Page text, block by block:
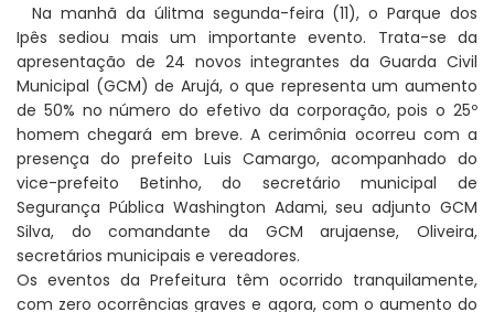
Na manhã da úlitma segunda-feira (11), o Parque dos
Ipês sediou mais um importante evento. Trata-se da
apresentação de 24 novos integrantes da Guarda Civil
Municipal (GCM) de Arujá, o que representa um aumento
de 50% no número do efetivo da corporação, pois o 25º
homem chegará em breve. A cerimônia ocorreu com a
presença do prefeito Luis Camargo, acompanhado do
vice-prefeito Betinho, do secretário municipal de
Segurança Pública Washington Adami, seu adjunto GCM
Silva, do comandante da GCM arujaense, Oliveira,
secretários municipais e vereadores.
Os eventos da Prefeitura têm ocorrido tranquilamente,
com zero ocorrências graves e agora, com o aumento do